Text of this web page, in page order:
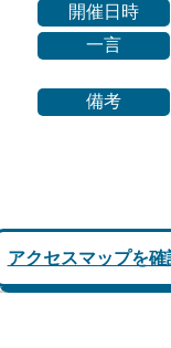
開催日時
一言
備考
アクセスマップを確